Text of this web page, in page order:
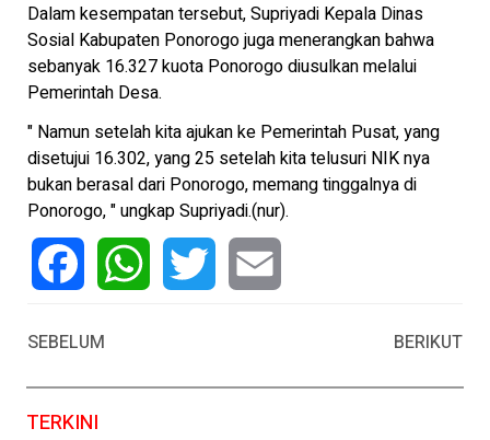
Dalam kesempatan tersebut, Supriyadi Kepala Dinas
Sosial Kabupaten Ponorogo juga menerangkan bahwa
sebanyak 16.327 kuota Ponorogo diusulkan melalui
Pemerintah Desa.
" Namun setelah kita ajukan ke Pemerintah Pusat, yang
disetujui 16.302, yang 25 setelah kita telusuri NIK nya
bukan berasal dari Ponorogo, memang tinggalnya di
Ponorogo, " ungkap Supriyadi.(nur).
SEBELUM
BERIKUT
TERKINI